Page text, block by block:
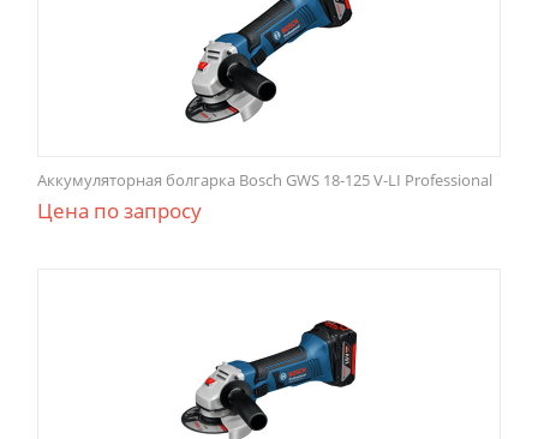
Аккумуляторная болгарка Bosch GWS 18-125 V-LI Professional
Цена по запросу